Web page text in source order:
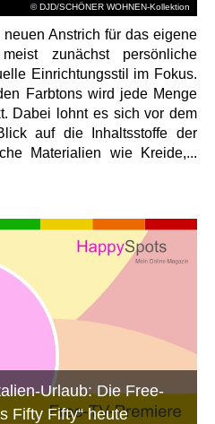
© DJD/SCHÖNER WOHNEN-Kollektion
Anstrich für das eigene
zunächst persönliche
Einrichtungsstil im Fokus.
Farbtons wird jede Menge
Dabei lohnt es sich vor dem
auf die Inhaltsstoffe der
Materialien wie Kreide,...
Urlaub: Die Free-
Fifty Fifty“ heute